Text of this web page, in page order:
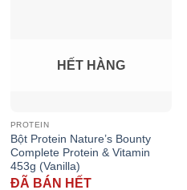
HẾT HÀNG
PROTEIN
Bột Protein Nature’s Bounty
Complete Protein & Vitamin
453g (Vanilla)
ĐÃ BÁN HẾT